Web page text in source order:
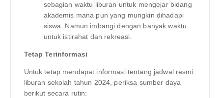
sebagian waktu liburan untuk mengejar bidang
akademis mana pun yang mungkin dihadapi
siswa. Namun imbangi dengan banyak waktu
untuk istirahat dan rekreasi.
Tetap Terinformasi
Untuk tetap mendapat informasi tentang jadwal resmi
liburan sekolah tahun 2024, periksa sumber daya
berikut secara rutin: